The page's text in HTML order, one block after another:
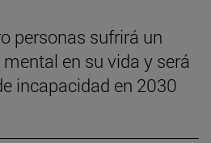
personas sufrirá un
en su vida y será
incapacidad en 2030